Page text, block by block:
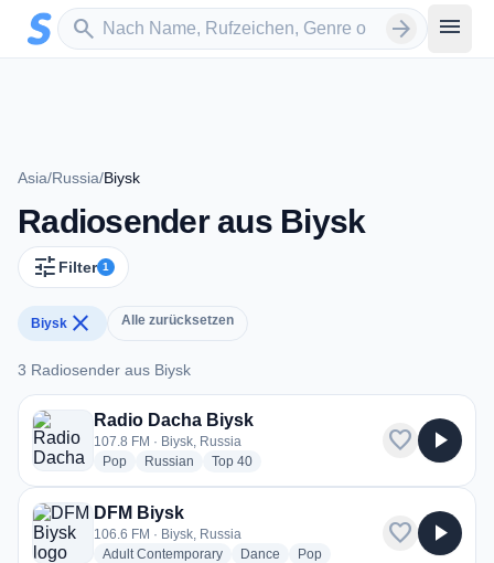
Zum Hauptinhalt springen
search
Sender suchen arrow_forward menu
Asia/Russia/Biysk
Radiosender aus Biysk
tune Filter 1
Biysk close Alle zurücksetzen
3 Radiosender aus Biysk
3 Radiosender aus Biysk
Radio Dacha Biysk
107.8 FM · Biysk, Russia
Popradio stations
Russian radio stations
Top 40radio stations
favorite play_arrow
DFM Biysk
106.6 FM · Biysk, Russia
Adult Contemporaryradio stations
Dance radio stations
Popradio stations
favorite play_arrow